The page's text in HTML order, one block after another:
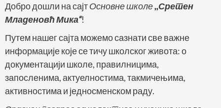
Добро дошли на сајтОсновне школе,,Сретен
Младеновћ Мика“!
Путем нашег сајта можемо сазнати све важне
информације које се тичу школског живота: о
документацији школе, правилницима,
запосленима, актуелностима, такмичењима,
активностима и једносменском раду.